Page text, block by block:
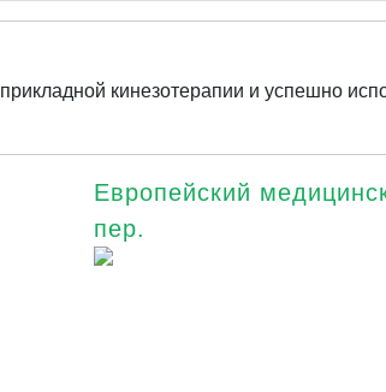
кинезотерапии и успешно
Европейский
пер.